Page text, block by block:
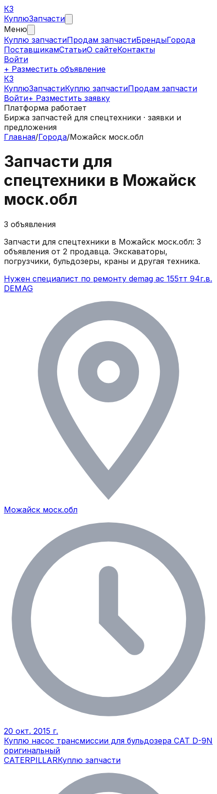
КЗ
КуплюЗапчасти
Меню
Куплю запчастиПродам запчастиБрендыГорода
ПоставщикамСтатьиО сайтеКонтакты
Войти
+ Разместить объявление
КЗ
КуплюЗапчастиКуплю запчастиПродам запчасти
Войти+ Разместить заявку
Платформа работает
Биржа запчастей для спецтехники · заявки и
предложения
Главная/Города/Можайск моск.обл
Запчасти для
спецтехники в Можайск
моск.обл
3 объявления
Запчасти для спецтехники в Можайск моск.обл: 3
объявления от 2 продавца. Экскаваторы,
погрузчики, бульдозеры, краны и другая техника.
Нужен специалист по ремонту demag ас 155тт 94г.в.
DEMAG
Можайск моск.обл
20 окт. 2015 г.
Куплю насос трансмиссии для бульдозера САТ D-9N
оригинальный
CATERPILLARКуплю запчасти